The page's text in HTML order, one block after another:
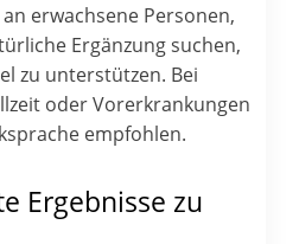
erwachsene Personen,
Ergänzung suchen,
zu unterstützen. Bei
oder Vorerkrankungen
empfohlen.
Ergebnisse zu